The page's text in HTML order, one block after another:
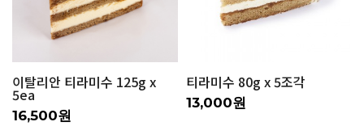
이탈리안 티라미수 125g x
5ea
16,500원
티라미수 80g x 5조각
13,000원